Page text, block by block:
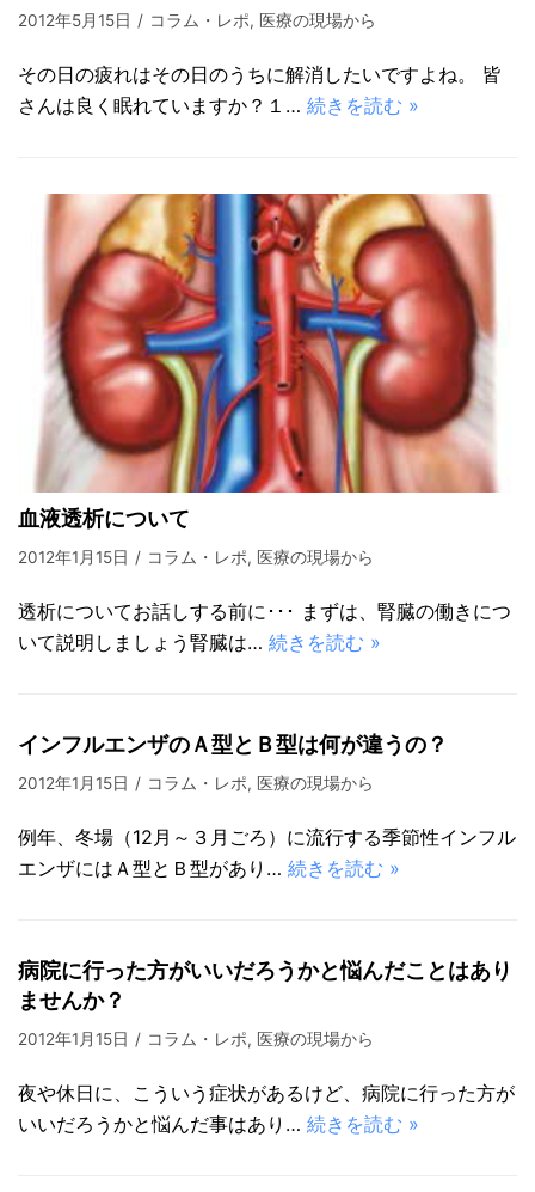
2012年5月15日 コラム・レポ, 医療の現場から
その日の疲れはその日のうちに解消したいですよね。 皆
さんは良く眠れていますか？１… 続きを読む »
血液透析について
2012年1月15日 コラム・レポ, 医療の現場から
透析についてお話しする前に･･･ まずは、腎臓の働きにつ
いて説明しましょう腎臓は… 続きを読む »
インフルエンザのＡ型とＢ型は何が違うの？
2012年1月15日 コラム・レポ, 医療の現場から
例年、冬場（12月～３月ごろ）に流行する季節性インフル
エンザにはＡ型とＢ型があり… 続きを読む »
病院に行った方がいいだろうかと悩んだことはあり
ませんか？
2012年1月15日 コラム・レポ, 医療の現場から
夜や休日に、こういう症状があるけど、病院に行った方が
いいだろうかと悩んだ事はあり… 続きを読む »